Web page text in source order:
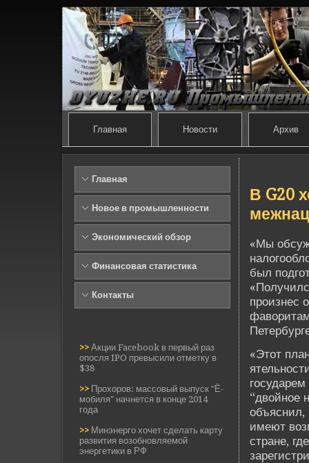
Главная Новости Архив
Главная
Новое в промышленности
Экономический обзор
Финансовая статистика
Контакты
>> Акции Facebook в первый раз
опосля IPO превысили отметку в
$38
>> Прохоров: массовый выпуск "Ё-
мобиля" начнется в конце 2014
года
>> Минэнерго хочет сделать карту
развития возобновляемой
энергетики в РФ
В G20
«Мы
был
произнес
«Этот
“двойное
объяснил,
имеют
стране,